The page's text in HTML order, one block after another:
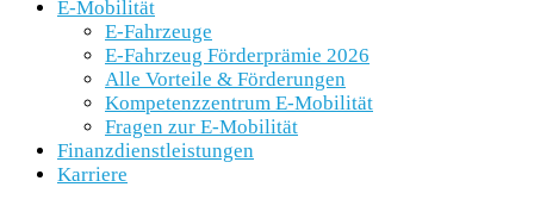
E-Mobilität
E-Fahrzeuge
E-Fahrzeug Förderprämie 2026
Alle Vorteile & Förderungen
Kompetenzzentrum E-Mobilität
Fragen zur E-Mobilität
Finanzdienstleistungen
Karriere